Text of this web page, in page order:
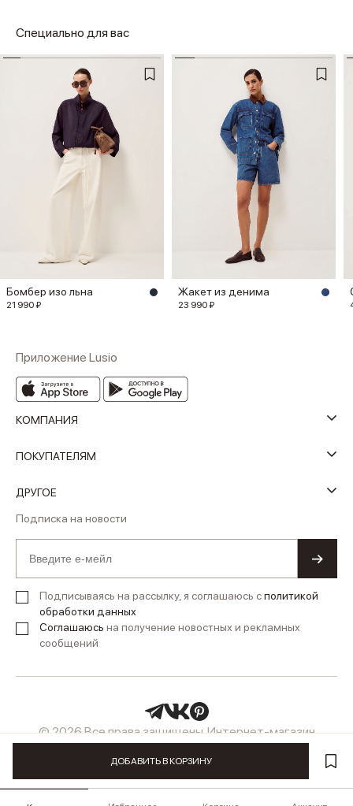
ДОБАВИТЬ В КОРЗИНУ
Специально для вас
Бомбер изо льна
21 990 ₽
Жакет из денима
23 990 ₽
Приложение Lusio
КОМПАНИЯ
ПОКУПАТЕЛЯМ
ДРУГОЕ
Подписка на новости
Подписываясь на рассылку, я соглашаюсь сполитикой
обработки данных
Соглашаюсь на получение новостных и рекламных
сообщений
© 2026 Все права защищены. Интернет-магазин
женской одежды LUSIO